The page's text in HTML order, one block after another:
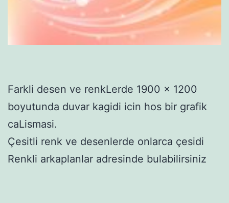
Farkli desen ve renkLerde 1900 x 1200
boyutunda duvar kagidi icin hos bir grafik
caLismasi.
Çesitli renk ve desenlerde onlarca çesidi
Renkli arkaplanlar adresinde bulabilirsiniz